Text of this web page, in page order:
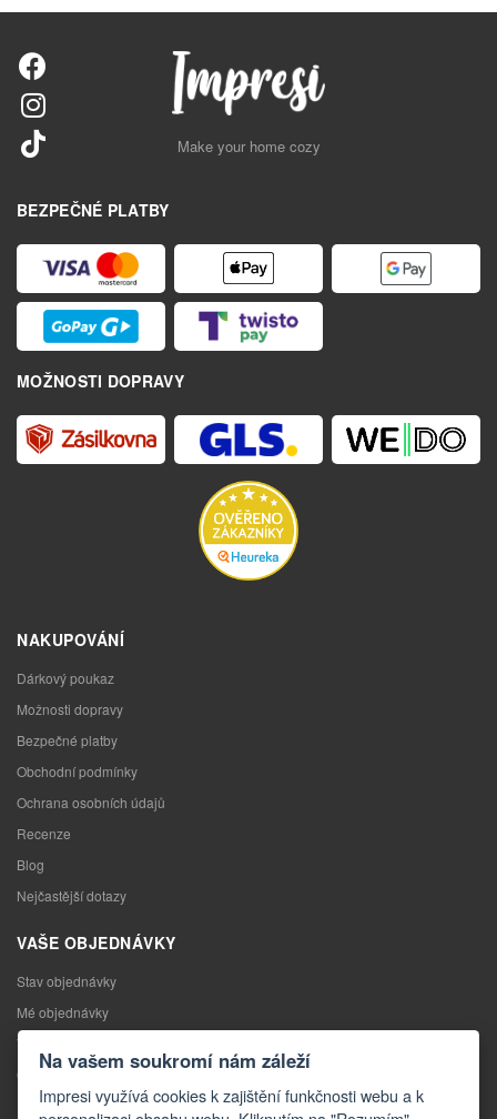
Make your home cozy
BEZPEČNÉ PLATBY
MOŽNOSTI DOPRAVY
NAKUPOVÁNÍ
Dárkový poukaz
Možnosti dopravy
Bezpečné platby
Obchodní podmínky
Ochrana osobních údajů
Recenze
Blog
Nejčastější dotazy
VAŠE OBJEDNÁVKY
Stav objednávky
Mé objednávky
Výměna zboží
Odstoupení od kupní smlouvy
Reklamace
Na vašem soukromí nám záleží
Impresi využívá cookies k zajištění funkčnosti webu a k